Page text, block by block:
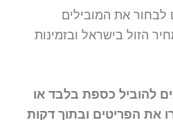
את המובילים
הזול בישראל ובזמינות
להוביל כספת בלבד או
הפריטים ובתוך דקות